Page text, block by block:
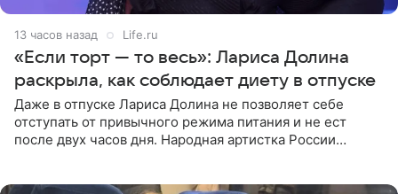
13 часов назад Life.ru
«Если торт — то весь»: Лариса Долина
раскрыла, как соблюдает диету в отпуске
Даже в отпуске Лариса Долина не позволяет себе
отступать от привычного режима питания и не ест
после двух часов дня. Народная артистка России